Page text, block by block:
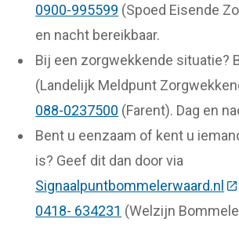
0900-995599 (Spoed Eisende
en nacht bereikbaar.
Bij een zorgwekkende situatie?
(Landelijk Meldpunt
088-0237500 (Farent). Dag en
Bent u eenzaam of kent u
is? Geef dit dan door via
Signaalpuntbommelerwaard.nl
0418- 634231 (Welzijn